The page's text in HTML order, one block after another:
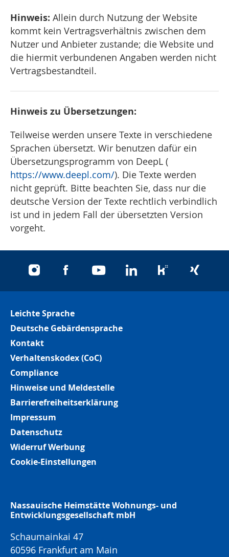
Hinweis: Allein durch Nutzung der Website
kommt kein Vertragsverhältnis zwischen dem
Nutzer und Anbieter zustande; die Website und
die hiermit verbundenen Angaben werden nicht
Vertragsbestandteil.
Hinweis zu Übersetzungen:
Teilweise werden unsere Texte in verschiedene
Sprachen übersetzt. Wir benutzen dafür ein
Übersetzungsprogramm von DeepL (
https://www.deepl.com/). Die Texte werden
nicht geprüft. Bitte beachten Sie, dass nur die
deutsche Version der Texte rechtlich verbindlich
ist und in jedem Fall der übersetzten Version
vorgeht.
instagramfacebookyoutubelinkedinkununuxing
Leichte Sprache
Deutsche Gebärdensprache
Kontakt
Verhaltenskodex (CoC)
Compliance
Hinweise und Meldestelle
Barrierefreiheitserklärung
Impressum
Datenschutz
Widerruf Werbung
Cookie-Einstellungen
Nassauische Heimstätte Wohnungs- und
Entwicklungsgesellschaft mbH
Schaumainkai 47
60596 Frankfurt am Main